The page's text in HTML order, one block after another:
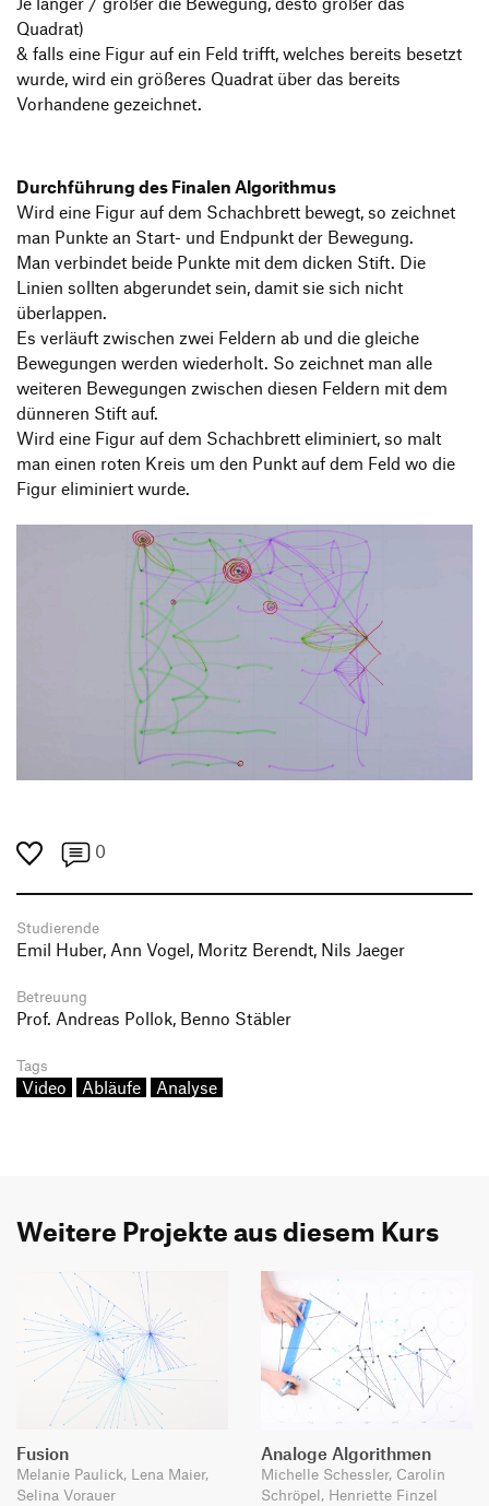
Quadrat)
& falls eine Figur auf ein Feld trifft, welches bereits besetzt
wurde, wird ein größeres Quadrat über das bereits
Vorhandene gezeichnet.
Durchführung des Finalen Algorithmus
Wird eine Figur auf dem Schachbrett bewegt, so zeichnet
man Punkte an Start- und Endpunkt der Bewegung.
Man verbindet beide Punkte mit dem dicken Stift. Die
Linien sollten abgerundet sein, damit sie sich nicht
überlappen.
Es verläuft zwischen zwei Feldern ab und die gleiche
Bewegungen werden wiederholt. So zeichnet man alle
weiteren Bewegungen zwischen diesen Feldern mit dem
dünneren Stift auf.
Wird eine Figur auf dem Schachbrett eliminiert, so malt
man einen roten Kreis um den Punkt auf dem Feld wo die
Figur eliminiert wurde.
0
Studierende
Emil Huber, Ann Vogel, Moritz Berendt, Nils Jaeger
Betreuung
Prof. Andreas Pollok, Benno Stäbler
Tags
Video Abläufe Analyse
Weitere Projekte aus diesem Kurs
Fusion
Melanie Paulick, Lena Maier,
Selina Vorauer
Analoge Algorithmen
Michelle Schessler, Carolin
Schröpel, Henriette Finzel